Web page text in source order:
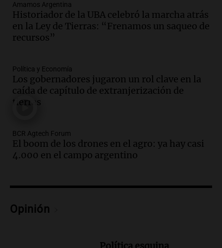
Audio.Historiador de la UBA celebró la
marcha atrás en la Ley de Tierras:
“Frenamos un saqueo de recursos”
Amamos Argentina
Audio.Ahyre estuvo en el Estudio
Federal Sancor Seguros y adelantó su
nuevo tema a Cadena 3 Rosario.
Viva la Radio Rosario
Cristo Redentor por acumulación de
nieve se extiende a 22 días
Panorama Federal
Audio.Estudiantes de Italia realizan
enriquecer su formación educativa
Amamos Argentina
Historiador de la UBA celebró la marcha atrás
en la Ley de Tierras: “Frenamos un saqueo de
recursos”
Política y Economía
Los gobernadores jugaron un rol clave en la
caída de capítulo de extranjerización de
tierras
BCR Agtech Forum
El boom de los drones en el agro: ya hay casi
4.000 en el campo argentino
Opinión